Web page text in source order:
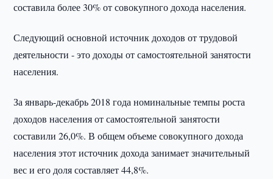
составила более 30% от совокупного дохода населения.
Следующий основной источник доходов от трудовой
деятельности - это доходы от самостоятельной занятости
населения.
За январь-декабрь 2018 года номинальные темпы роста
доходов населения от самостоятельной занятости
составили 26,0%. В общем объеме совокупного дохода
населения этот источник дохода занимает значительный
вес и его доля составляет 44,8%.